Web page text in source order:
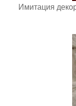
Имитация